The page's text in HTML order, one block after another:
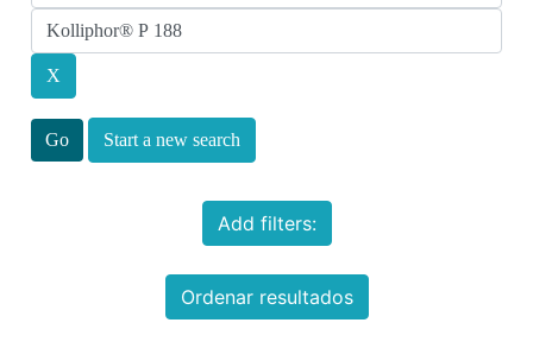
Start a new search
Add filters:
Ordenar resultados